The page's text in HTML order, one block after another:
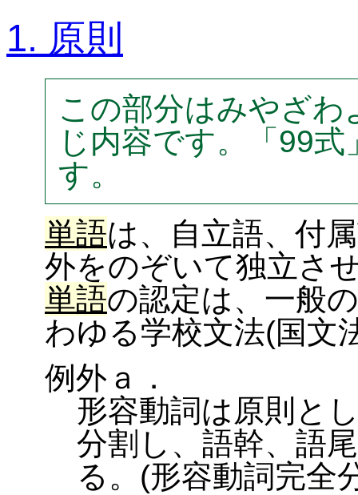
1. 原則
この部分はみやざ
じ内容です。「99
す。
単語は、自立語、付
外をのぞいて独立さ
単語の認定は、一般
わゆる学校文法(国文
例外ａ．
形容動詞は原則と
分割し、語幹、語
る。(形容動詞完全